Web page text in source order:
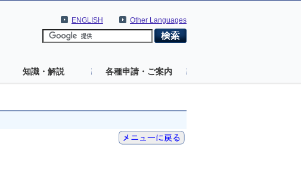
Other Languages
ENGLISH
知識・解説 各種申請・ご案内